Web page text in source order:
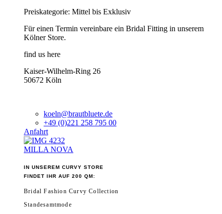
Preiskategorie: Mittel bis Exklusiv
Für einen Termin vereinbare ein Bridal Fitting in unserem
Kölner Store.
find us here
Kaiser-Wilhelm-Ring 26
50672 Köln
koeln@brautbluete.de
+49 (0)221 258 795 00
Anfahrt
MILLA NOVA
IN UNSEREM CURVY STORE
FINDET IHR AUF 200 QM:
Bridal Fashion Curvy Collection
Standesamtmode